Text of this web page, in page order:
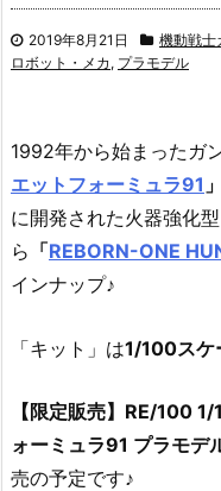
2019年8月21日 機動戦士
ロボット・メカ , プラモデル
1992年から始まったガ
エットフォーミュラ91 」
に開発された火器強化型
ら 「REBORN-ONE
インナップ♪
「キット」は1/100スケ
【限定販売】RE/100
ォーミュラ91 プラモデ
売の予定です♪